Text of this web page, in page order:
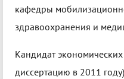
кафедры
здравоохранения и
Кандидат
диссертацию в 2011